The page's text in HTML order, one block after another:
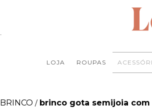
LOJA ROUPAS
BRINCO / brinco gota semijoia